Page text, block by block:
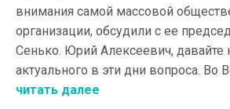
внимания самой массовой
организации, обсудили с ее
Сенько. Юрий Алексеевич, давайте
актуального в эти дни вопроса. Во
читать далее